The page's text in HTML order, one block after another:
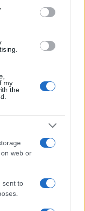
my
the
web or
sent to